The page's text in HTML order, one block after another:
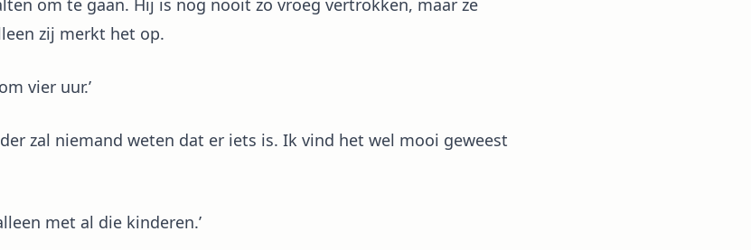
om te gaan. Hij is nog nooit zo vroeg vertrokken, maar ze
zij merkt het op.
vier uur.’
zal niemand weten dat er iets is. Ik vind het wel mooi geweest
met al die kinderen.’